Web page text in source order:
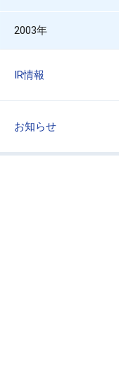
2003年
IR情報
お知らせ